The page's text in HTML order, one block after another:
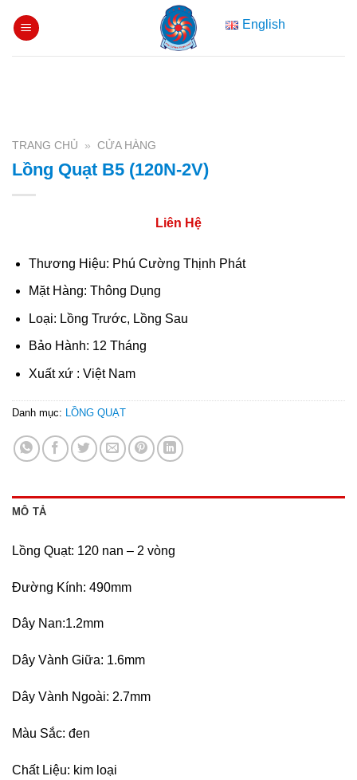
English
TRANG CHỦ » CỬA HÀNG
Lồng Quạt B5 (120N-2V)
Liên Hệ
Thương Hiệu: Phú Cường Thịnh Phát
Mặt Hàng: Thông Dụng
Loại: Lồng Trước, Lồng Sau
Bảo Hành: 12 Tháng
Xuất xứ : Việt Nam
Danh mục: LỒNG QUẠT
MÔ TẢ
Lồng Quạt: 120 nan – 2 vòng
Đường Kính: 490mm
Dây Nan:1.2mm
Dây Vành Giữa: 1.6mm
Dây Vành Ngoài: 2.7mm
Màu Sắc: đen
Chất Liệu: kim loại